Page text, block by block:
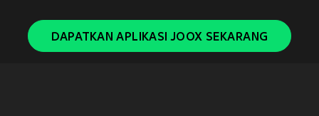
DAPATKAN APLIKASI JOOX SEKARANG